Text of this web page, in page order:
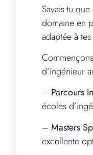
Savais-tu
domaine en
adaptée à
d’ingénieur
– Parcours
écoles
– Masters
excellente